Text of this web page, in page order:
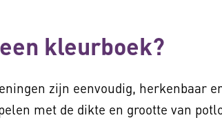
kleurboek?
zijn eenvoudig, herkenbaar
met de dikte en grootte van